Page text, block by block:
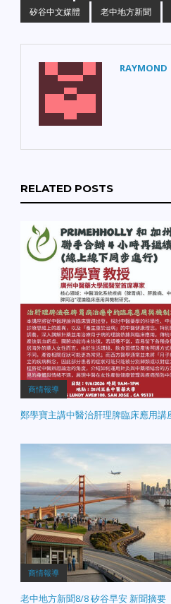
矽谷中文媒體
老中地方新聞
RAYMOND
RELATED POSTS
商情報導
鄭學寶主講中醫治肝理脾臨床應用講
商情報導
老中地方新聞8/8 矽谷早安 新聞摘要